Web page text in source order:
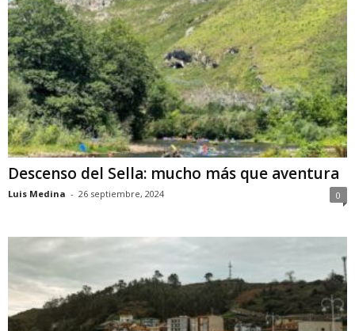
Descenso del Sella: mucho más que aventura
Luis Medina - 26 septiembre, 2024 0